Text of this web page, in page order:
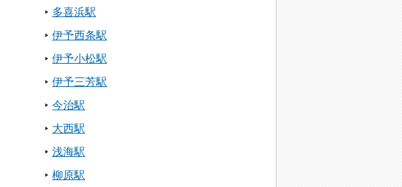
多喜浜駅
伊予西条駅
伊予小松駅
伊予三芳駅
今治駅
大西駅
浅海駅
柳原駅